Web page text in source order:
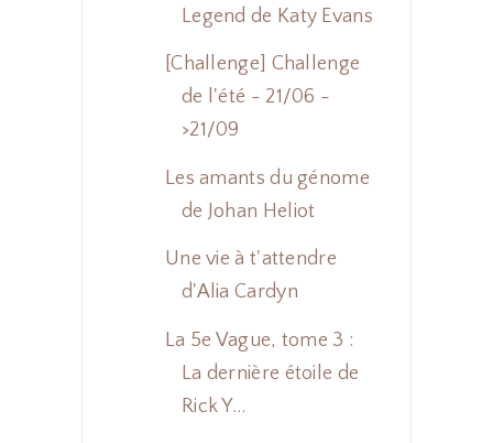
Legend de Katy Evans
[Challenge] Challenge
de l'été - 21/06 -
>21/09
Les amants du génome
de Johan Heliot
Une vie à t'attendre
d'Alia Cardyn
La 5e Vague, tome 3 :
La dernière étoile de
Rick Y...